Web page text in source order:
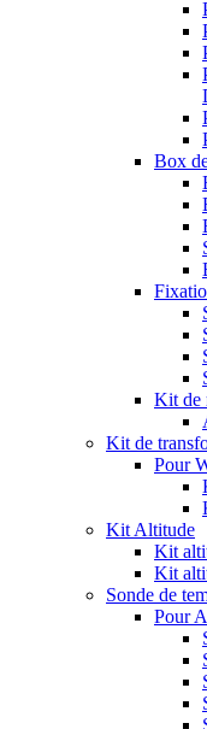
Box
Kit de
Kit de
Pour
Kit Altitude
Kit
Kit
Sonde de
Pour